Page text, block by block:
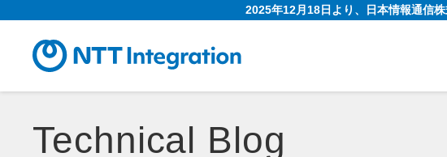
2025年12月18日より、日本情報通信
Technical Blog